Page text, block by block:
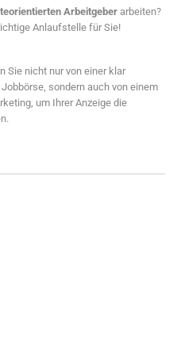
Arbeitgeber arbeiten?
Anlaufstelle für Sie!
Sie nicht nur von einer klar
sondern auch von einem
um Ihrer Anzeige die